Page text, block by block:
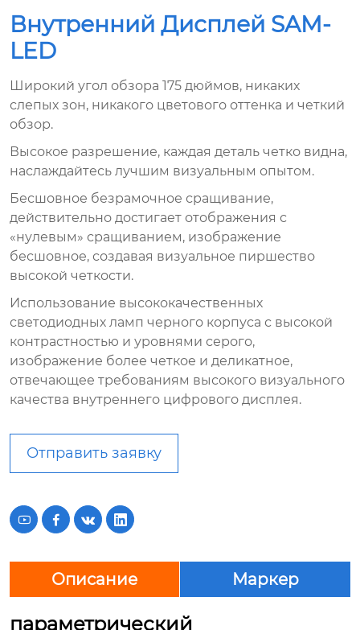
Внутренний Дисплей SAM-
LED
Широкий угол обзора 175 дюймов, никаких
слепых зон, никакого цветового оттенка и четкий
обзор.
Высокое разрешение, каждая деталь четко видна,
наслаждайтесь лучшим визуальным опытом.
Бесшовное безрамочное сращивание,
действительно достигает отображения с
«нулевым» сращиванием, изображение
бесшовное, создавая визуальное пиршество
высокой четкости.
Использование высококачественных
светодиодных ламп черного корпуса с высокой
контрастностью и уровнями серого,
изображение более четкое и деликатное,
отвечающее требованиям высокого визуального
качества внутреннего цифрового дисплея.
Отправить заявку
   
Описание Маркер
параметрический